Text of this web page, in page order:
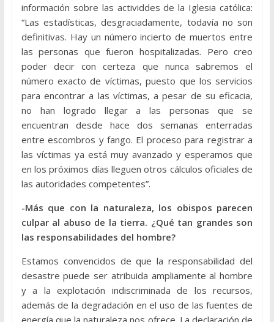
información sobre las actividdes de la Iglesia católica:
“Las estadísticas, desgraciadamente, todavía no son
definitivas. Hay un número incierto de muertos entre
las personas que fueron hospitalizadas. Pero creo
poder decir con certeza que nunca sabremos el
número exacto de víctimas, puesto que los servicios
para encontrar a las víctimas, a pesar de su eficacia,
no han logrado llegar a las personas que se
encuentran desde hace dos semanas enterradas
entre escombros y fango. El proceso para registrar a
las víctimas ya está muy avanzado y esperamos que
en los próximos días lleguen otros cálculos oficiales de
las autoridades competentes”.
-Más que con la naturaleza, los obispos parecen
culpar al abuso de la tierra. ¿Qué tan grandes son
las responsabilidades del hombre?
Estamos convencidos de que la responsabilidad del
desastre puede ser atribuida ampliamente al hombre
y a la explotación indiscriminada de los recursos,
además de la degradación en el uso de las fuentes de
energía que la naturaleza nos ofrece. La declaración de